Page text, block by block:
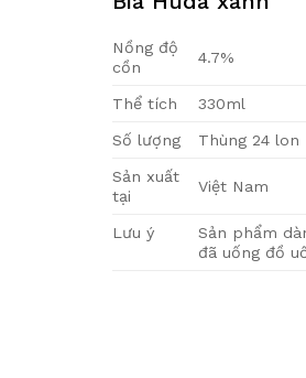
Nồng độ
cồn
4.7%
Thể tích 330ml
Số lượng Thùng 24 lon
Sản xuất
tại
Việt Nam
Lưu ý
Sản phẩm
đã uống đồ